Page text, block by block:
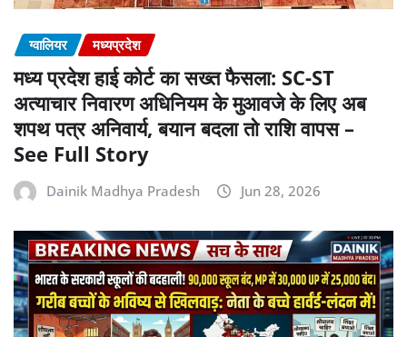
ग्वालियर मध्यप्रदेश
मध्य प्रदेश हाई कोर्ट का सख्त फैसला: SC-ST
अत्याचार निवारण अधिनियम के मुआवजे के लिए अब
शपथ पत्र अनिवार्य, बयान बदला तो राशि वापस –
See Full Story
Dainik Madhya Pradesh Jun 28, 2026